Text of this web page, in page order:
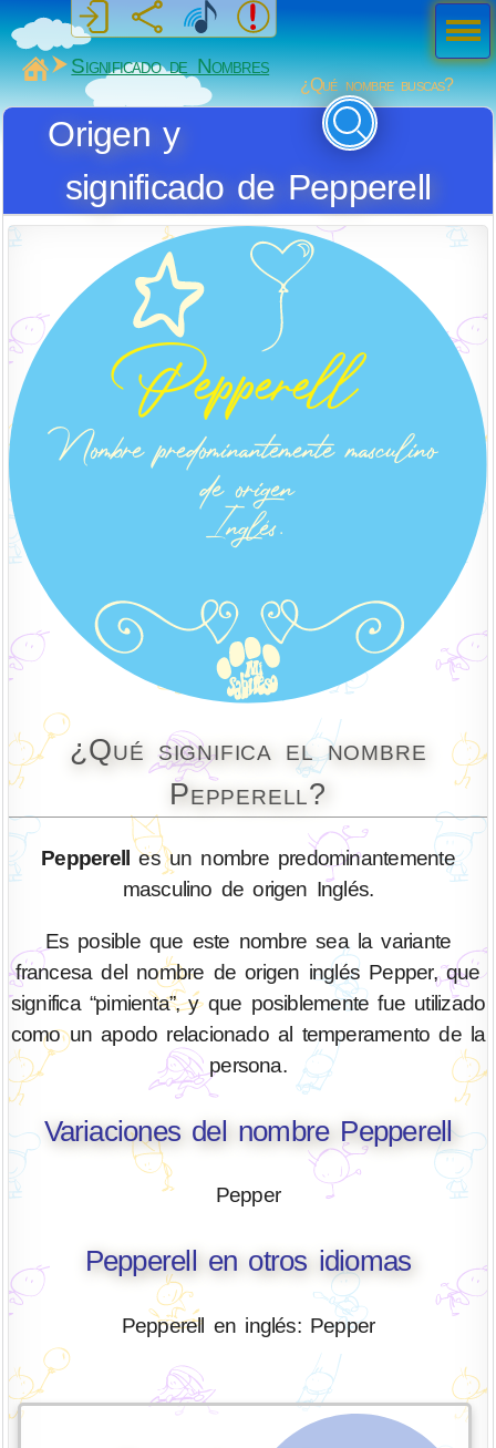
MiSabueso
Significado de Nombres
¿Qué nombre buscas?
Origen y
significado de Pepperell
¿Qué significa el nombre
Pepperell?
Pepperell
es un nombre predominantemente
masculino de origen Inglés.
Es posible que este nombre sea la variante
francesa del nombre de origen inglés Pepper, que
significa “pimienta”, y que posiblemente fue utilizado
como un apodo relacionado al temperamento de la
persona.
Variaciones del nombre Pepperell
Pepper
Pepperell en otros idiomas
Pepperell en inglés: Pepper
Men
ú